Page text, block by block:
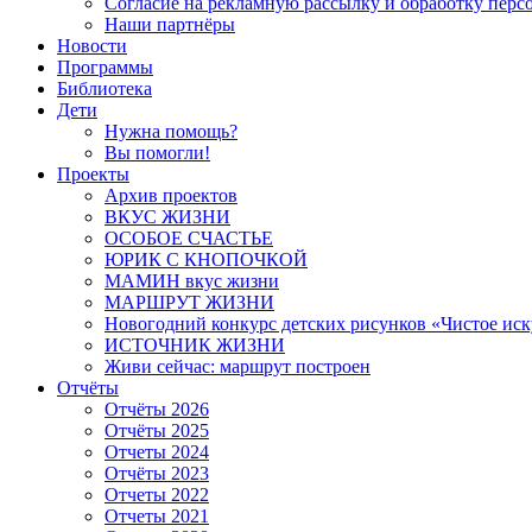
Наши партнёры
Новости
Программы
Библиотека
Дети
Нужна помощь?
Вы помогли!
Проекты
Архив проектов
ВКУС ЖИЗНИ
ОСОБОЕ СЧАСТЬЕ
ЮРИК С КНОПОЧКОЙ
МАМИН вкус жизни
МАРШРУТ ЖИЗНИ
Новогодний конкурс детских рисунков «Чистое
ИСТОЧНИК ЖИЗНИ
Живи сейчас: маршрут построен
Отчёты
Отчёты 2026
Отчёты 2025
Отчеты 2024
Отчёты 2023
Отчеты 2022
Отчеты 2021